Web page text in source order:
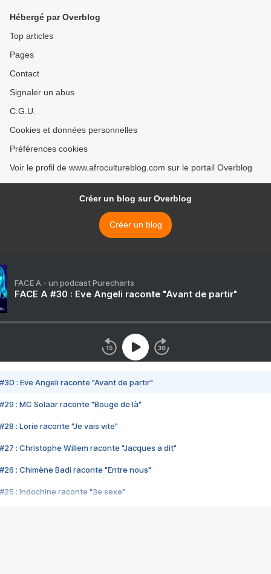
Hébergé par Overblog
Top articles
Pages
Contact
Signaler un abus
C.G.U.
Cookies et données personnelles
Préférences cookies
Voir le profil de www.afrocultureblog.com sur le portail Overblog
Créer un blog sur Overblog
Créer un blog
FACE A - un podcast Purecharts
FACE A #30 : Eve Angeli raconte "Avant de partir"
#30 : Eve Angeli raconte "Avant de partir"
#29 : MC Solaar raconte "Bouge de là"
#28 : Lorie raconte "Je vais vite"
#27 : Christophe Willem raconte "Jacques a dit"
#26 : Chimène Badi raconte "Entre nous"
#25 : Indochine raconte "3e sexe"